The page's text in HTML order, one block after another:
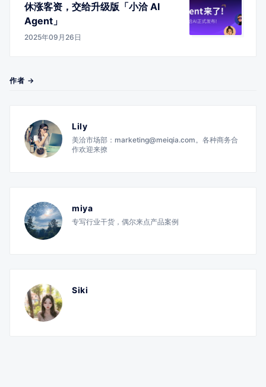
休涨客资，交给升级版「小洽 AI
Agent」
2025年09月26日
作者 →
Lily
美洽市场部：marketing@meiqia.com。各种商务合
作欢迎来撩
miya
专写行业干货，偶尔来点产品案例
Siki